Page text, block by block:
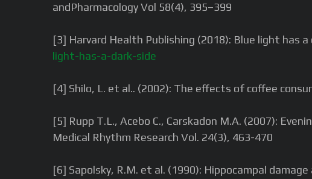
andPharmacology Vol 58(4), 395–399
[3] Harvard Health Publishing (2018): Blue light has
light-has-a-dark-side
[4] Shilo, L. et al.. (2002): The effects of coffee
[5] Rupp T.L., Acebo C., Carskadon M.A. (2007):
Medical Rhythm Research Vol. 24(3), 463-470
[6] Sapolsky, R.M. et al. (1990): Hippocampal